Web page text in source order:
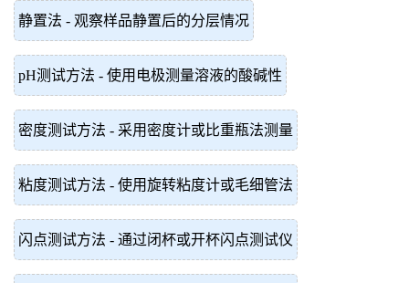
静置法 - 观察样品静置后的分层情况
pH测试方法 - 使用电极测量溶液的酸碱性
密度测试方法 - 采用密度计或比重瓶法测量
粘度测试方法 - 使用旋转粘度计或毛细管法
闪点测试方法 - 通过闭杯或开杯闪点测试仪